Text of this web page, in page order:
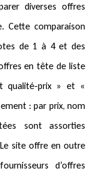
diverses offres
Cette comparaison
de 1 à 4 et des
en tête de liste
qualité-prix » et «
: par prix, nom
sont assorties
site offre en outre
d’offres